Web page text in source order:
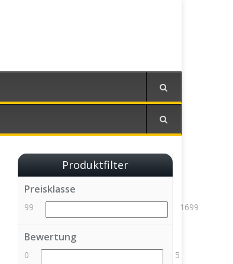
Produktfilter
Preisklasse
99 1699
Bewertung
0 5